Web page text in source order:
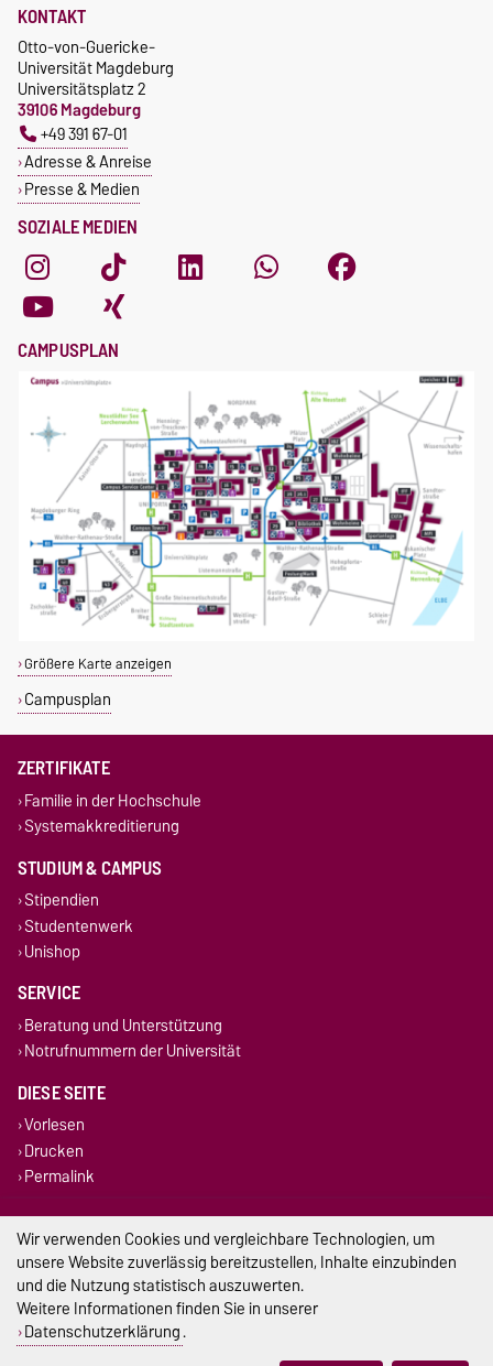
SOZIALE MEDIEN
KONTAKT
Otto-von-Guericke-
Universität Magdeburg
Universitätsplatz 2
39106 Magdeburg
+49 391 67-01
Adresse & Anreise
Presse & Medien
CAMPUSPLAN
Größere Karte anzeigen
Campusplan
ZERTIFIKATE
Familie in der Hochschule
Systemakkreditierung
STUDIUM & CAMPUS
Stipendien
Studentenwerk
Unishop
SERVICE
Beratung und Unterstützung
Notrufnummern der Universität
DIESE SEITE
Vorlesen
Drucken
Permalink
Impressum
Datenschutz
Barrierefreiheit
Wir verwenden Cookies und vergleichbare Technologien, um
unsere Website zuverlässig bereitzustellen, Inhalte einzubinden
und die Nutzung statistisch auszuwerten.
Weitere Informationen finden Sie in unserer
Datenschutzerklärung.